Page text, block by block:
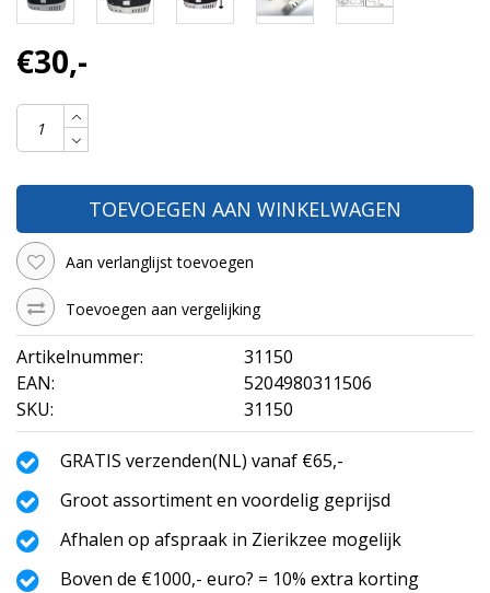
€30,-
TOEVOEGEN AAN WINKELWAGEN
Aan verlanglijst toevoegen
Toevoegen aan vergelijking
Artikelnummer:
31150
EAN:
5204980311506
SKU:
31150
GRATIS verzenden(NL) vanaf €65,-
Groot assortiment en voordelig geprijsd
Afhalen op afspraak in Zierikzee mogelijk
Boven de €1000,- euro? = 10% extra korting